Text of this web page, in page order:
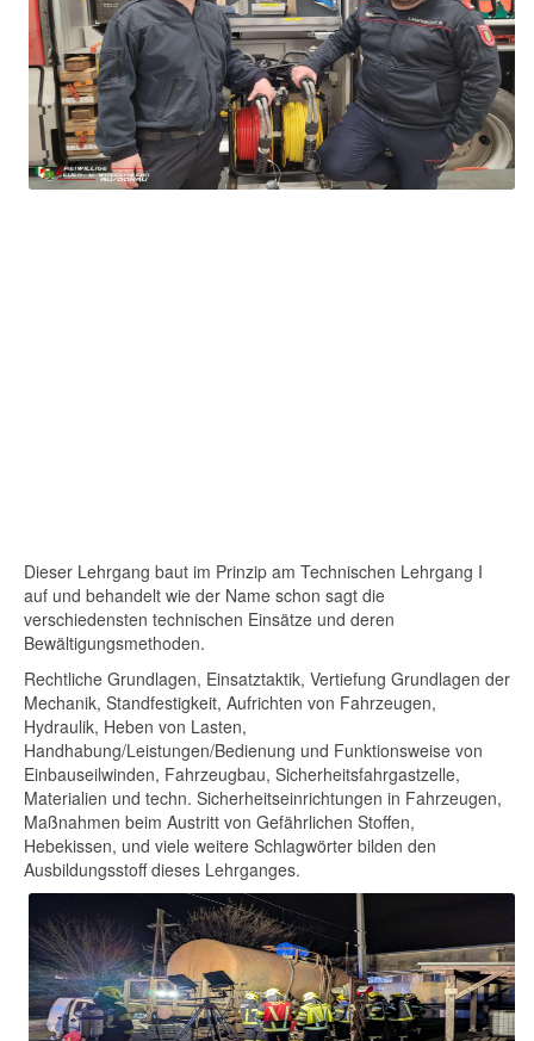
Dieser Lehrgang baut im Prinzip am Technischen Lehrgang I
auf und behandelt wie der Name schon sagt die
verschiedensten technischen Einsätze und deren
Bewältigungsmethoden.
Rechtliche Grundlagen, Einsatztaktik, Vertiefung Grundlagen der
Mechanik, Standfestigkeit, Aufrichten von Fahrzeugen,
Hydraulik, Heben von Lasten,
Handhabung/Leistungen/Bedienung und Funktionsweise von
Einbauseilwinden, Fahrzeugbau, Sicherheitsfahrgastzelle,
Materialien und techn. Sicherheitseinrichtungen in Fahrzeugen,
Maßnahmen beim Austritt von Gefährlichen Stoffen,
Hebekissen, und viele weitere Schlagwörter bilden den
Ausbildungsstoff dieses Lehrganges.